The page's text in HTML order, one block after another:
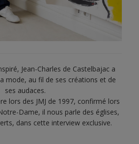
Jean-Charles de Castelbajac a
mode, au fil de ses créations et de
ses audaces.
lors des JMJ de 1997, confirmé lors
Dame, il nous parle des églises,
dans cette interview exclusive.